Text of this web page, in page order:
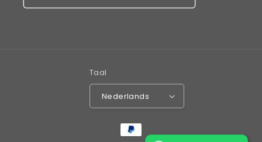
Taal
Nederlands
Betaalmethoden